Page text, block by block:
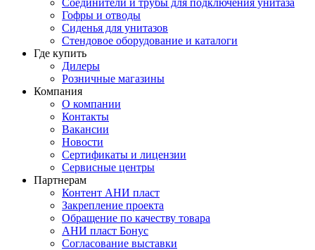
Соединители и трубы для подключения унитаза
Гофры и отводы
Сиденья для унитазов
Стендовое оборудование и каталоги
Где купить
Дилеры
Розничные магазины
Компания
О компании
Контакты
Вакансии
Новости
Сертификаты и лицензии
Сервисные центры
Партнерам
Контент АНИ пласт
Закрепление проекта
Обращение по качеству товара
АНИ пласт Бонус
Согласование выставки